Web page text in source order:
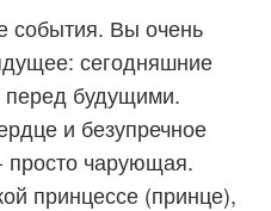
Вы очень
сегодняшние
будущими.
и безупречное
просто чарующая.
принцессе (принце),